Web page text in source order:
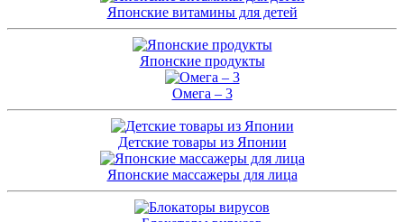
Японские витамины для детей
Японские продукты
Омега – 3
Детские товары из Японии
Японские массажеры для лица